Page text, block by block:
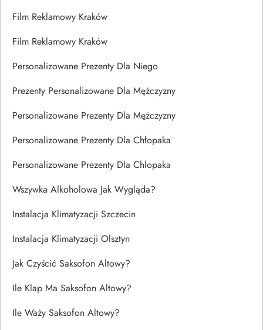
Film Reklamowy Kraków
Film Reklamowy Kraków
Personalizowane Prezenty Dla Niego
Prezenty Personalizowane Dla Mężczyzny
Personalizowane Prezenty Dla Mężczyzny
Personalizowane Prezenty Dla Chłopaka
Personalizowane Prezenty Dla Chlopaka
Wszywka Alkoholowa Jak Wygląda?
Instalacja Klimatyzacji Szczecin
Instalacja Klimatyzacji Olsztyn
Jak Czyścić Saksofon Altowy?
Ile Klap Ma Saksofon Altowy?
Ile Waży Saksofon Altowy?